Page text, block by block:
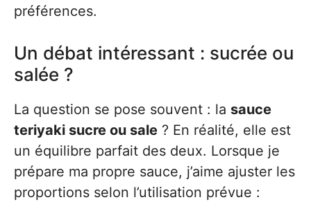
préférences.
Un débat intéressant : sucrée ou
salée ?
La question se pose souvent : la sauce
teriyaki sucre ou sale ? En réalité, elle est
un équilibre parfait des deux. Lorsque je
prépare ma propre sauce, j’aime ajuster les
proportions selon l’utilisation prévue :